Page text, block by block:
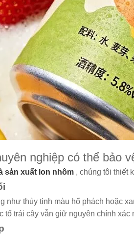
nghiệp có thể bảo
sản xuất lon nhôm , chúng tôi thiết
như thủy tinh màu hổ phách hoặc
tố trái cây vẫn giữ nguyên chính